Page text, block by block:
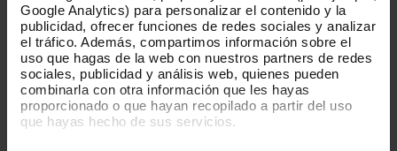
Google Analytics) para personalizar el contenido y la
publicidad, ofrecer funciones de redes sociales y analizar
el tráfico. Además, compartimos información sobre el
uso que hagas de la web con nuestros partners de redes
sociales, publicidad y análisis web, quienes pueden
combinarla con otra información que les hayas
proporcionado o que hayan recopilado a partir del uso
que hayas hecho de sus servicios.
18.05.2022